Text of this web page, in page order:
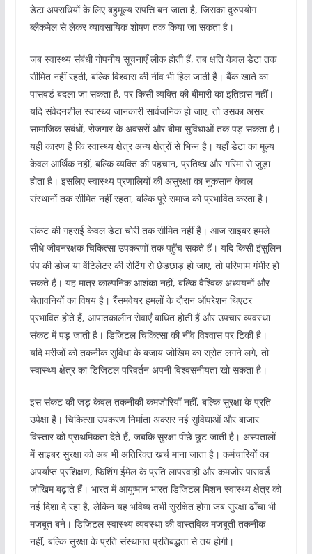
डेटा अपराधियों के लिए बहुमूल्य संपत्ति बन जाता है, जिसका दुरुपयोग
ब्लैकमेल से लेकर व्यावसायिक शोषण तक किया जा सकता है।
जब स्वास्थ्य संबंधी गोपनीय सूचनाएँ लीक होती हैं, तब क्षति केवल डेटा तक
सीमित नहीं रहती, बल्कि विश्वास की नींव भी हिल जाती है। बैंक खाते का
पासवर्ड बदला जा सकता है, पर किसी व्यक्ति की बीमारी का इतिहास नहीं।
यदि संवेदनशील स्वास्थ्य जानकारी सार्वजनिक हो जाए, तो उसका असर
सामाजिक संबंधों, रोजगार के अवसरों और बीमा सुविधाओं तक पड़ सकता है।
यही कारण है कि स्वास्थ्य क्षेत्र अन्य क्षेत्रों से भिन्न है। यहाँ डेटा का मूल्य
केवल आर्थिक नहीं, बल्कि व्यक्ति की पहचान, प्रतिष्ठा और गरिमा से जुड़ा
होता है। इसलिए स्वास्थ्य प्रणालियों की असुरक्षा का नुकसान केवल
संस्थानों तक सीमित नहीं रहता, बल्कि पूरे समाज को प्रभावित करता है।
संकट की गहराई केवल डेटा चोरी तक सीमित नहीं है। आज साइबर हमले
सीधे जीवनरक्षक चिकित्सा उपकरणों तक पहुँच सकते हैं। यदि किसी इंसुलिन
पंप की डोज या वेंटिलेटर की सेटिंग से छेड़छाड़ हो जाए, तो परिणाम गंभीर हो
सकते हैं। यह मात्र काल्पनिक आशंका नहीं, बल्कि वैश्विक अध्ययनों और
चेतावनियों का विषय है। रैंसमवेयर हमलों के दौरान ऑपरेशन थिएटर
प्रभावित होते हैं, आपातकालीन सेवाएँ बाधित होती हैं और उपचार व्यवस्था
संकट में पड़ जाती है। डिजिटल चिकित्सा की नींव विश्वास पर टिकी है।
यदि मरीजों को तकनीक सुविधा के बजाय जोखिम का स्रोत लगने लगे, तो
स्वास्थ्य क्षेत्र का डिजिटल परिवर्तन अपनी विश्वसनीयता खो सकता है।
इस संकट की जड़ केवल तकनीकी कमजोरियाँ नहीं, बल्कि सुरक्षा के प्रति
उपेक्षा है। चिकित्सा उपकरण निर्माता अक्सर नई सुविधाओं और बाजार
विस्तार को प्राथमिकता देते हैं, जबकि सुरक्षा पीछे छूट जाती है। अस्पतालों
में साइबर सुरक्षा को अब भी अतिरिक्त खर्च माना जाता है। कर्मचारियों का
अपर्याप्त प्रशिक्षण, फिशिंग ईमेल के प्रति लापरवाही और कमजोर पासवर्ड
जोखिम बढ़ाते हैं। भारत में आयुष्मान भारत डिजिटल मिशन स्वास्थ्य क्षेत्र को
नई दिशा दे रहा है, लेकिन यह भविष्य तभी सुरक्षित होगा जब सुरक्षा ढाँचा भी
मजबूत बने। डिजिटल स्वास्थ्य व्यवस्था की वास्तविक मजबूती तकनीक
नहीं, बल्कि सुरक्षा के प्रति संस्थागत प्रतिबद्धता से तय होगी।